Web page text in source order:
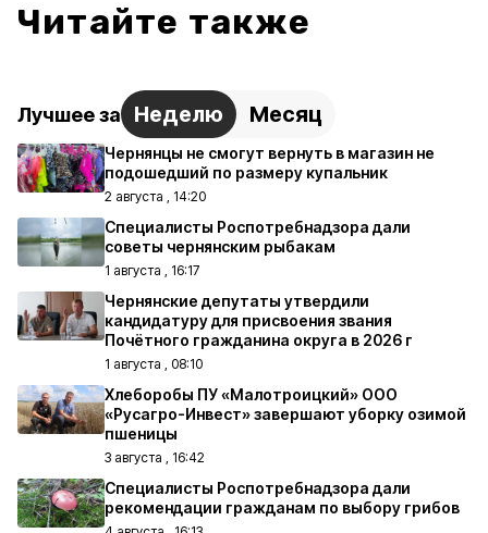
Читайте также
Лучшее за Неделю Месяц
Чернянцы не смогут вернуть в магазин не
подошедший по размеру купальник
2 августа , 14:20
Специалисты Роспотребнадзора дали
советы чернянским рыбакам
1 августа , 16:17
Чернянские депутаты утвердили
кандидатуру для присвоения звания
Почётного гражданина округа в 2026 г
1 августа , 08:10
Хлеборобы ПУ «Малотроицкий» ООО
«Русагро-Инвест» завершают уборку озимой
пшеницы
3 августа , 16:42
Специалисты Роспотребнадзора дали
рекомендации гражданам по выбору грибов